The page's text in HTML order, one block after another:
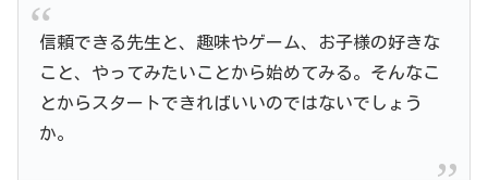
信頼できる先生と、趣味やゲーム、お子様の好きな
こと、やってみたいことから始めてみる。そんなこ
とからスタートできればいいのではないでしょう
か。